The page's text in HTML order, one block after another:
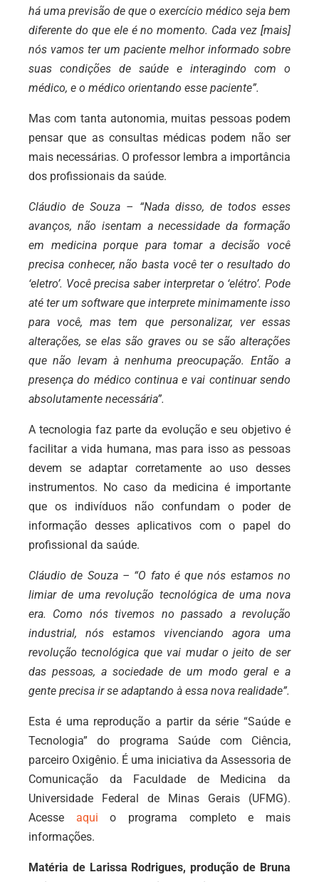
há uma previsão de que o exercício médico seja bem
diferente do que ele é no momento. Cada vez [mais]
nós vamos ter um paciente melhor informado sobre
suas condições de saúde e interagindo com o
médico, e o médico orientando esse paciente”.
Mas com tanta autonomia, muitas pessoas podem
pensar que as consultas médicas podem não ser
mais necessárias. O professor lembra a importância
dos profissionais da saúde.
Cláudio de Souza – “Nada disso, de todos esses
avanços, não isentam a necessidade da formação
em medicina porque para tomar a decisão você
precisa conhecer, não basta você ter o resultado do
‘eletro’. Você precisa saber interpretar o ‘elétro’. Pode
até ter um software que interprete minimamente isso
para você, mas tem que personalizar, ver essas
alterações, se elas são graves ou se são alterações
que não levam à nenhuma preocupação. Então a
presença do médico continua e vai continuar sendo
absolutamente necessária”.
A tecnologia faz parte da evolução e seu objetivo é
facilitar a vida humana, mas para isso as pessoas
devem se adaptar corretamente ao uso desses
instrumentos. No caso da medicina é importante
que os indivíduos não confundam o poder de
informação desses aplicativos com o papel do
profissional da saúde.
Cláudio de Souza – “O fato é que nós estamos no
limiar de uma revolução tecnológica de uma nova
era. Como nós tivemos no passado a revolução
industrial, nós estamos vivenciando agora uma
revolução tecnológica que vai mudar o jeito de ser
das pessoas, a sociedade de um modo geral e a
gente precisa ir se adaptando à essa nova realidade”.
Esta é uma reprodução a partir da série “Saúde e
Tecnologia” do programa Saúde com Ciência,
parceiro Oxigênio. É uma iniciativa da Assessoria de
Comunicação da Faculdade de Medicina da
Universidade Federal de Minas Gerais (UFMG).
Acesse aqui o programa completo e mais
informações.
Matéria de Larissa Rodrigues, produção de Bruna